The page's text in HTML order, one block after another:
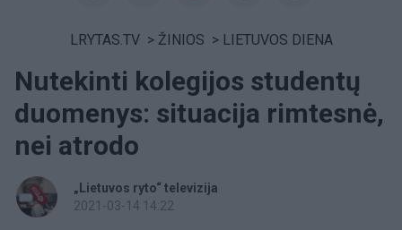
LRYTAS.TV > ŽINIOS > LIETUVOS DIENA
Nutekinti kolegijos studentų
duomenys: situacija rimtesnė,
nei atrodo
„Lietuvos ryto“ televizija
2021-03-14 14:22